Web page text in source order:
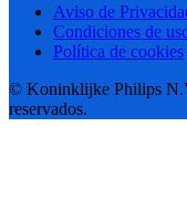
Aviso de
Condiciones de
Política de cookies
© Koninklijke Philips
reservados.